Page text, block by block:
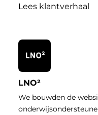
Lees klantverhaal
LNO²
We bouwden de